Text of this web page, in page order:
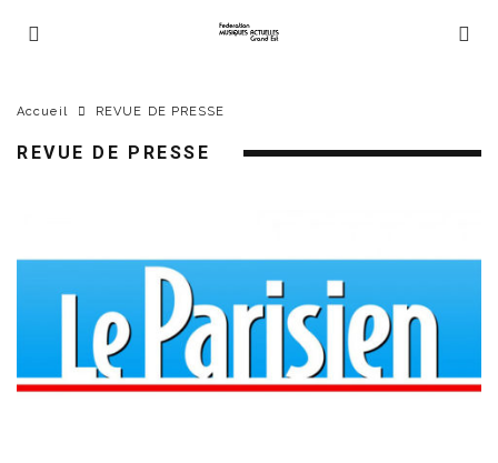
Accueil REVUE DE PRESSE
REVUE DE PRESSE